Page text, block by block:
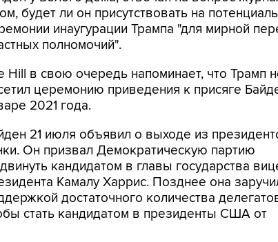
будет ли он присутствовать на
инаугурации Трампа "для мирной
полномочий".
Hill в свою очередь напоминает, что Трамп
церемонию приведения к присяге
2021 года.
21 июля объявил о выходе из
Он призвал Демократическую партию
кандидатом в главы государства
Камалу Харрис. Позднее она
достаточного количества
стать кандидатом в президенты США от